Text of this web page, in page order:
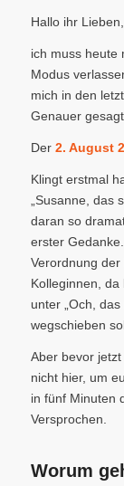
Hallo ihr Lieben,
ich muss heute
Modus
mich in den
Genauer
Der 2. August
Klingt erstmal
„Susanne,
daran so
erster
Verordnung
Kolleginnen,
unter „Och,
wegschieben
Aber bevor
nicht hier, um
in fünf Minuten
Versprochen.
Worum